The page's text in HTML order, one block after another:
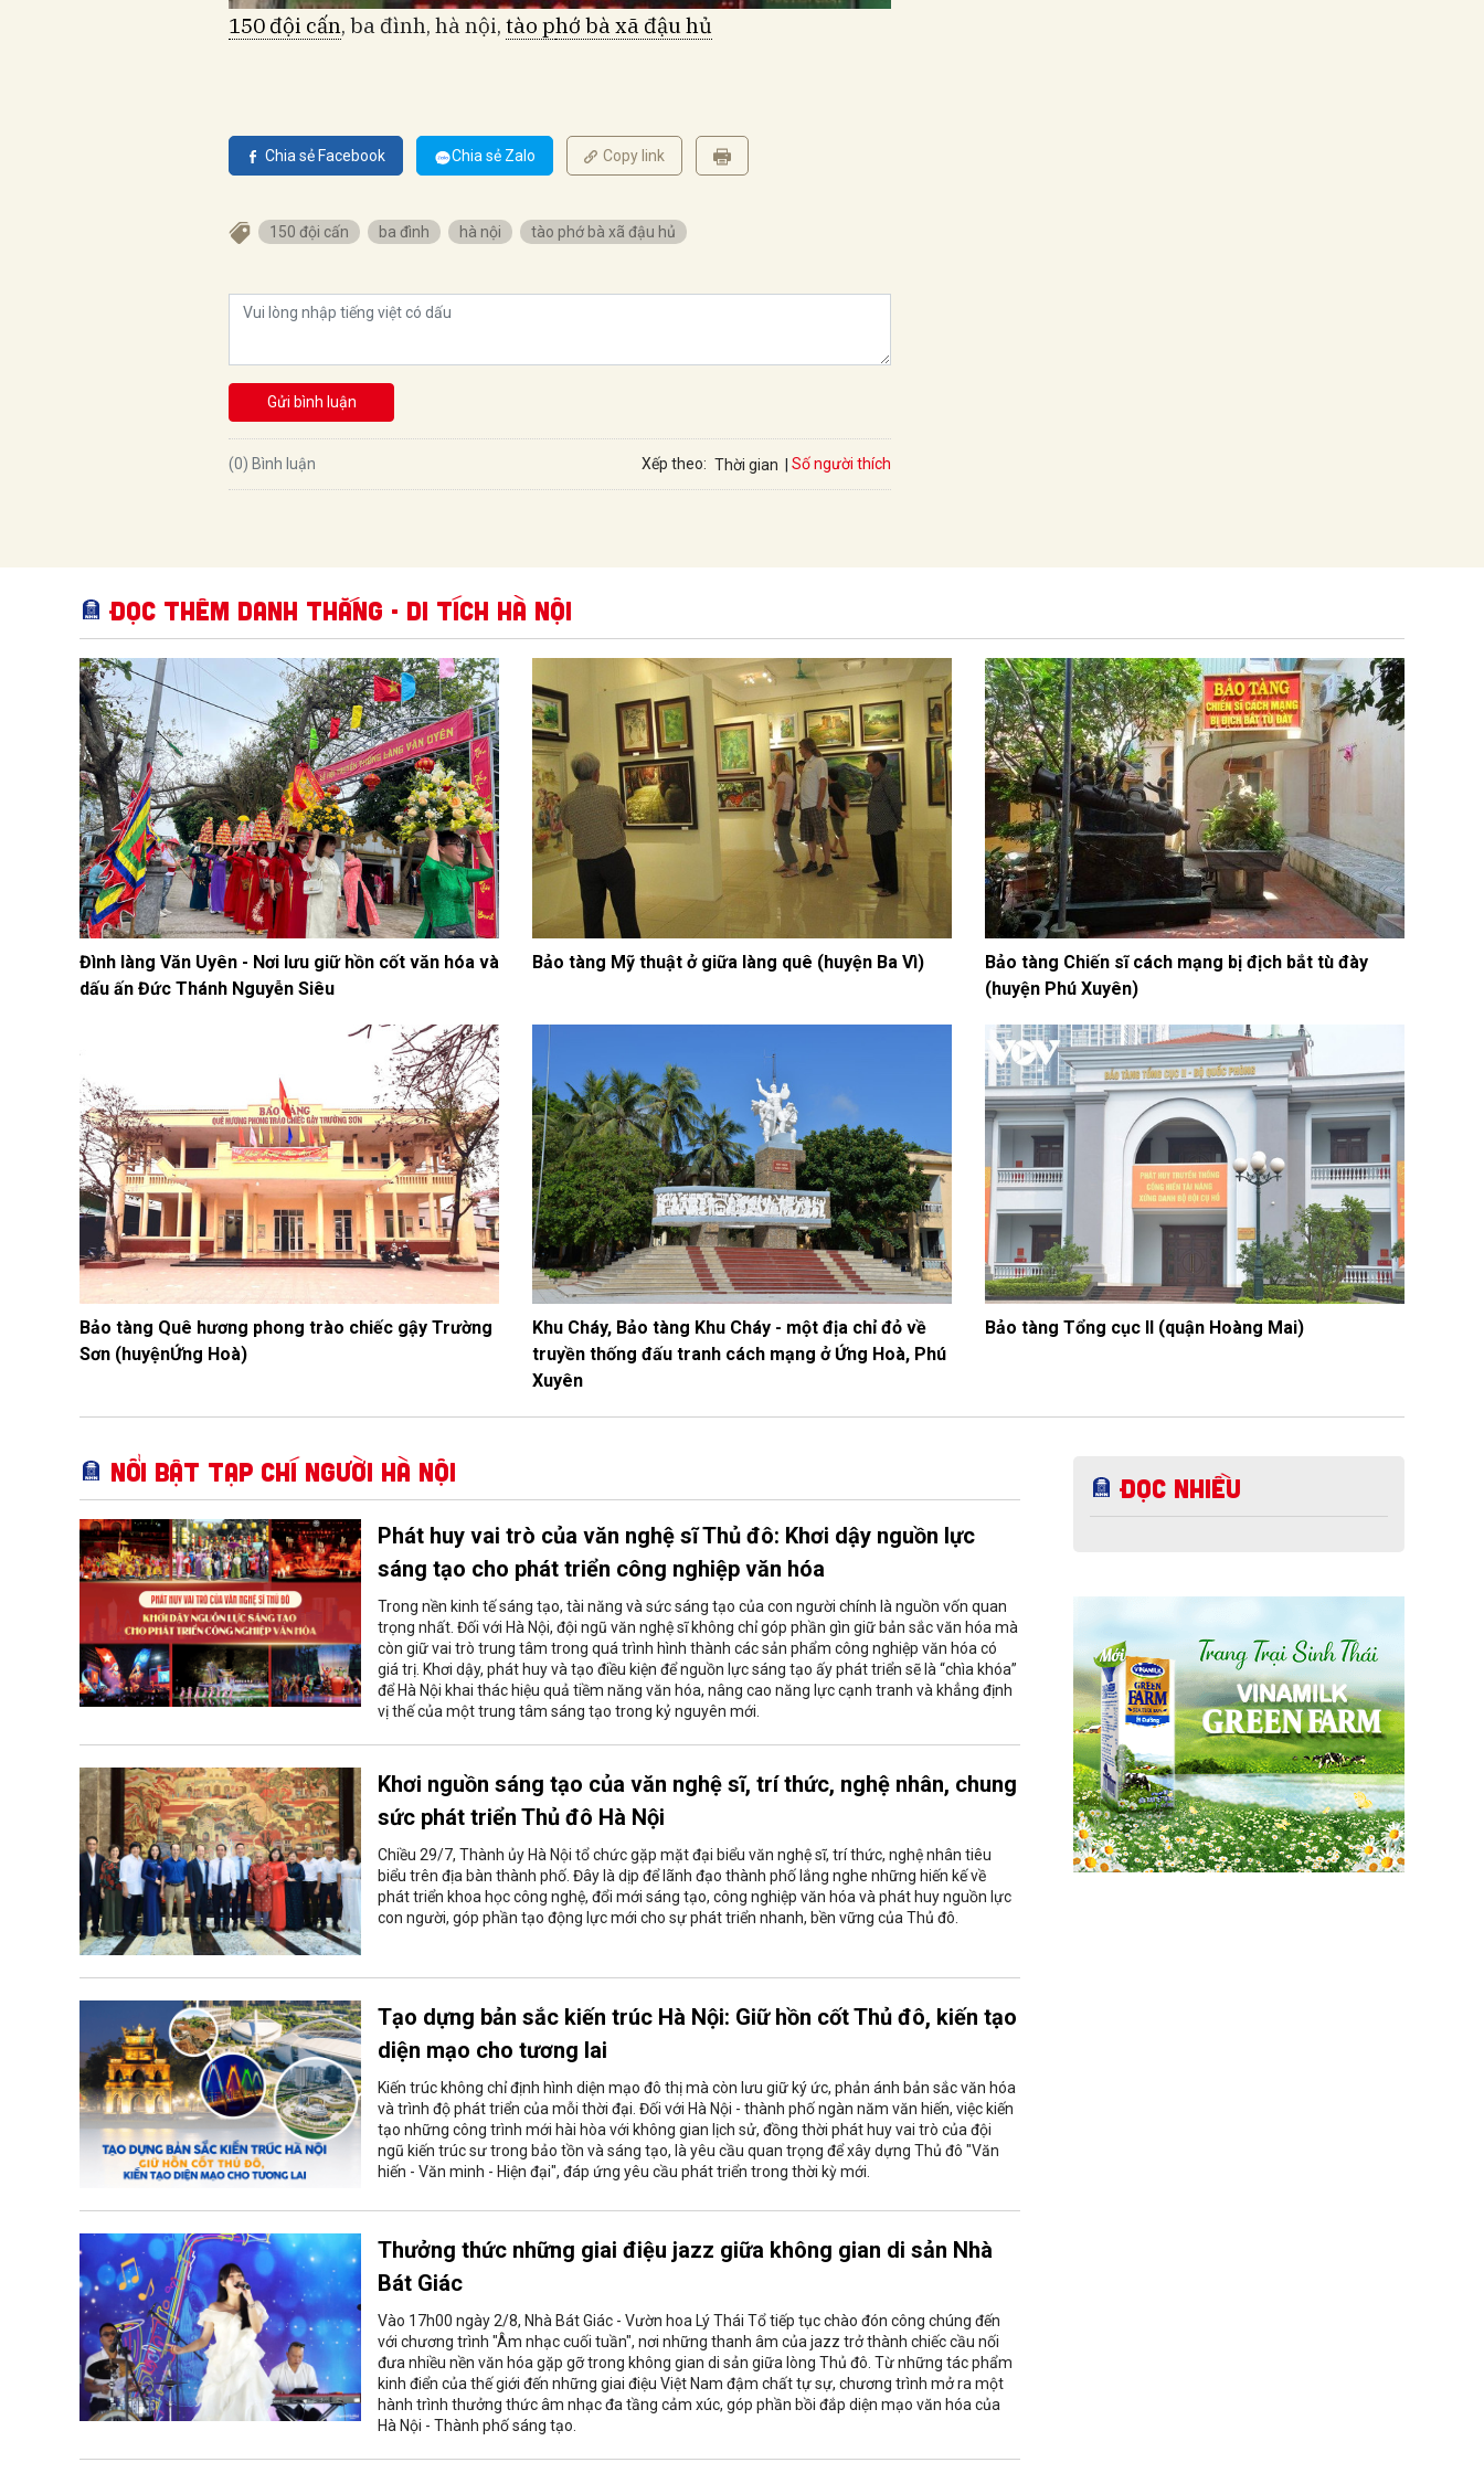
150 đội cấn, ba đình, hà nội, tào phớ bà xã đậu hủ
Chia sẻ Facebook Chia sẻ Zalo Copy link
150 đội cấn ba đình hà nội tào phớ bà xã đậu hủ
Gửi bình luận
(0) Bình luận Xếp theo: Thời gian Số người thích
Đọc thêm Danh thắng - Di tích Hà Nội
Đình làng Văn Uyên - Nơi lưu giữ hồn cốt văn hóa và
dấu ấn Đức Thánh Nguyễn Siêu
Bảo tàng Mỹ thuật ở giữa làng quê (huyện Ba Vì)
Bảo tàng Chiến sĩ cách mạng bị địch bắt tù đày
(huyện Phú Xuyên)
Bảo tàng Quê hương phong trào chiếc gậy Trường
Sơn (huyệnỨng Hoà)
Khu Cháy, Bảo tàng Khu Cháy - một địa chỉ đỏ về
truyền thống đấu tranh cách mạng ở Ứng Hoà, Phú
Xuyên
Bảo tàng Tổng cục II (quận Hoàng Mai)
Nổi bật Tạp chí Người Hà Nội
Phát huy vai trò của văn nghệ sĩ Thủ đô: Khơi dậy nguồn lực
sáng tạo cho phát triển công nghiệp văn hóa
Trong nền kinh tế sáng tạo, tài năng và sức sáng tạo của con người chính là nguồn vốn quan
trọng nhất. Đối với Hà Nội, đội ngũ văn nghệ sĩ không chỉ góp phần gìn giữ bản sắc văn hóa mà
còn giữ vai trò trung tâm trong quá trình hình thành các sản phẩm công nghiệp văn hóa có
giá trị. Khơi dậy, phát huy và tạo điều kiện để nguồn lực sáng tạo ấy phát triển sẽ là “chìa khóa”
để Hà Nội khai thác hiệu quả tiềm năng văn hóa, nâng cao năng lực cạnh tranh và khẳng định
vị thế của một trung tâm sáng tạo trong kỷ nguyên mới.
Khơi nguồn sáng tạo của văn nghệ sĩ, trí thức, nghệ nhân, chung
sức phát triển Thủ đô Hà Nội
Chiều 29/7, Thành ủy Hà Nội tổ chức gặp mặt đại biểu văn nghệ sĩ, trí thức, nghệ nhân tiêu
biểu trên địa bàn thành phố. Đây là dịp để lãnh đạo thành phố lắng nghe những hiến kế về
phát triển khoa học công nghệ, đổi mới sáng tạo, công nghiệp văn hóa và phát huy nguồn lực
con người, góp phần tạo động lực mới cho sự phát triển nhanh, bền vững của Thủ đô.
Tạo dựng bản sắc kiến trúc Hà Nội: Giữ hồn cốt Thủ đô, kiến tạo
diện mạo cho tương lai
Kiến trúc không chỉ định hình diện mạo đô thị mà còn lưu giữ ký ức, phản ánh bản sắc văn hóa
và trình độ phát triển của mỗi thời đại. Đối với Hà Nội - thành phố ngàn năm văn hiến, việc kiến
tạo những công trình mới hài hòa với không gian lịch sử, đồng thời phát huy vai trò của đội
ngũ kiến trúc sư trong bảo tồn và sáng tạo, là yêu cầu quan trọng để xây dựng Thủ đô "Văn
hiến - Văn minh - Hiện đại", đáp ứng yêu cầu phát triển trong thời kỳ mới.
Thưởng thức những giai điệu jazz giữa không gian di sản Nhà
Bát Giác
Vào 17h00 ngày 2/8, Nhà Bát Giác - Vườn hoa Lý Thái Tổ tiếp tục chào đón công chúng đến
với chương trình "Âm nhạc cuối tuần", nơi những thanh âm của jazz trở thành chiếc cầu nối
đưa nhiều nền văn hóa gặp gỡ trong không gian di sản giữa lòng Thủ đô. Từ những tác phẩm
kinh điển của thế giới đến những giai điệu Việt Nam đậm chất tự sự, chương trình mở ra một
hành trình thưởng thức âm nhạc đa tầng cảm xúc, góp phần bồi đắp diện mạo văn hóa của
Hà Nội - Thành phố sáng tạo.
Đọc nhiều